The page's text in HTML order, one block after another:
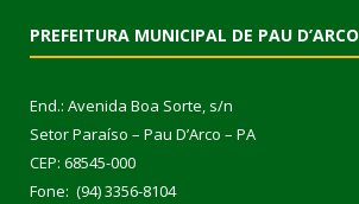
PREFEITURA MUNICIPAL DE PAU D’ARCO
End.: Avenida Boa Sorte, s/n
Setor Paraíso – Pau D’Arco – PA
CEP: 68545-000
Fone: (94) 3356-8104